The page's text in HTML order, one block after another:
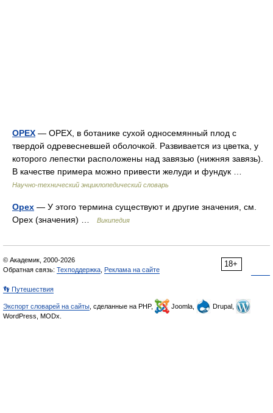
ОРЕХ — ОРЕХ, в ботанике сухой односемянный плод с
твердой одревесневшей оболочкой. Развивается из цветка, у
которого лепестки расположены над завязью (нижняя завязь).
В качестве примера можно привести желуди и фундук …
Научно-технический энциклопедический словарь
Орех — У этого термина существуют и другие значения, см.
Орех (значения) …
Википедия
18+
© Академик, 2000-2026
Обратная связь: Техподдержка Реклама на сайте
👣 Путешествия
Экспорт словарей на сайты , сделанные на PHP, Joomla,
Drupal,
WordPress, MODx.